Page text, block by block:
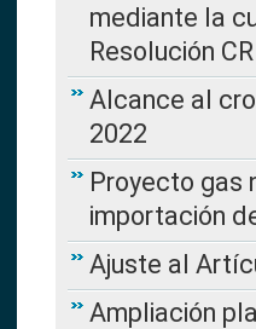
mediante la
Resolución
Alcance al
2022
Proyecto gas
importación
Ajuste al
Ampliación